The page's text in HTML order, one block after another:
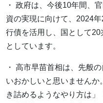
・ 政府は、今後10年間、
資の実現に向けて、2024
行債を活用し、国として
としています。
・ 高市早苗首相は、先般
いおかしいと思いません
き詰めるようなやり方は